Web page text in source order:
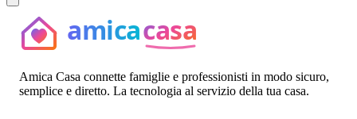
Amica Casa connette famiglie e professionisti in modo sicuro,
semplice e diretto. La tecnologia al servizio della tua casa.